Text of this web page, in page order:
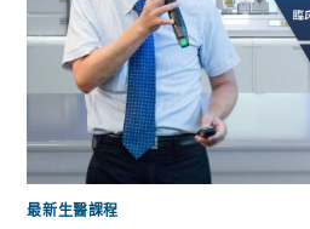
最新生醫課程